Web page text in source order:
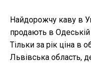
Найдорожчу каву в
продають в Одеській
Тільки за рік ціна в
Львівська область,